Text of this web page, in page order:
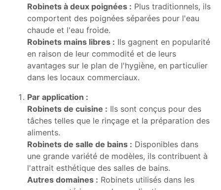
Robinets à deux poignées : Plus traditionnels, ils
comportent des poignées séparées pour l'eau
chaude et l'eau froide.
Robinets mains libres : Ils gagnent en popularité
en raison de leur commodité et de leurs
avantages sur le plan de l'hygiène, en particulier
dans les locaux commerciaux.
Par application :
Robinets de cuisine : Ils sont conçus pour des
tâches telles que le rinçage et la préparation des
aliments.
Robinets de salle de bains : Disponibles dans
une grande variété de modèles, ils contribuent à
l'attrait esthétique des salles de bains.
Autres domaines : Robinets utilisés dans les